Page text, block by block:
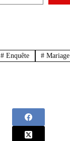
#Enquête # Mariage